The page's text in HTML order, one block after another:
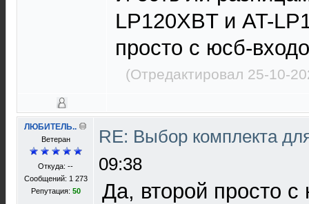
LP120XBT и AT-
просто с юсб-
(Отредактировал 25-10-
ЛЮБИТЕЛЬ..
Ветеран
Откуда: --
Сообщений: 1 273
Репутация: 50
RE: Выбор комплекта
09:38
Да, второй просто